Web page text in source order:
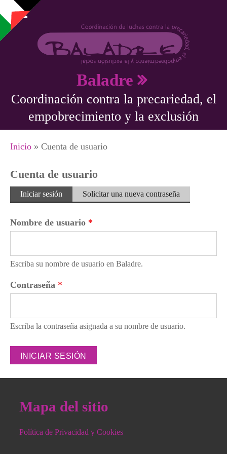
Pasar al contenido principal
Baladre
Coordinación contra la precariedad, el
empobrecimiento y la exclusión
Se encuentra usted aquí
Inicio » Cuenta de usuario
Cuenta de usuario
Solapas principales
Iniciar sesión (solapaSolicitar una nueva contraseña
Nombre de usuario *
Escriba su nombre de usuario en Baladre.
Contraseña *
Escriba la contraseña asignada a su nombre de usuario.
Mapa del sitio
Política de Privacidad y Cookies